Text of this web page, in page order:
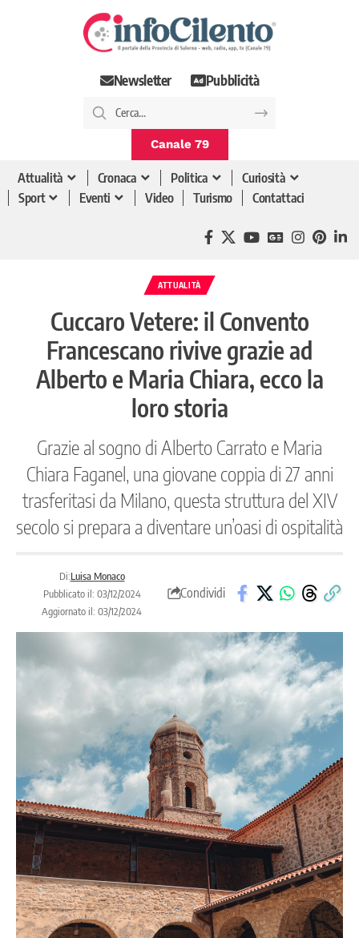
Newsletter Pubblicità
Canale 79
Attualità Cronaca Politica
Curiosità
Sport
Eventi Video Turismo Contattaci
ATTUALITÀ
Cuccaro Vetere: il Convento
Francescano rivive grazie ad
Alberto e Maria Chiara, ecco la
loro storia
Grazie al sogno di Alberto Carrato e Maria
Chiara Faganel, una giovane coppia di 27 anni
trasferitasi da Milano, questa struttura del XIV
secolo si prepara a diventare un’oasi di ospitalità
Di:Luisa Monaco
Pubblicato il: 03/12/2024
Aggiornato il: 03/12/2024
Condividi